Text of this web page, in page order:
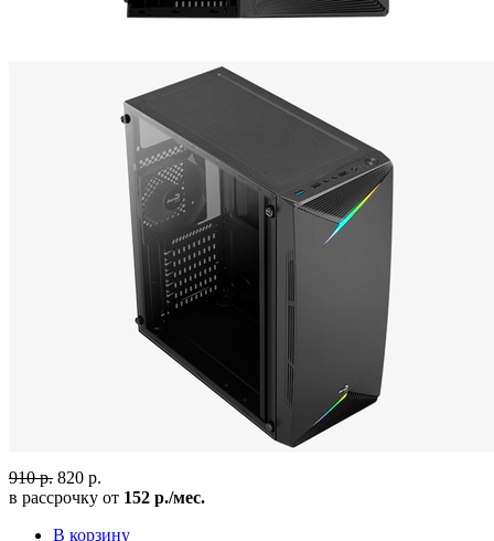
910 р. 820 р.
в рассрочку от 152 р./мес.
В корзину